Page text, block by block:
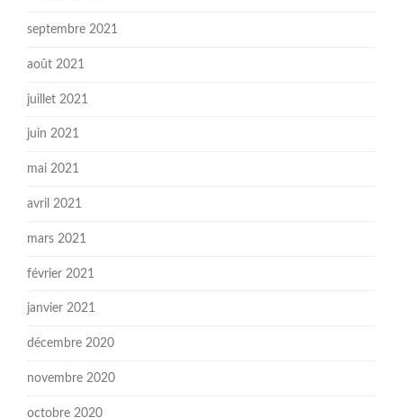
septembre 2021
août 2021
juillet 2021
juin 2021
mai 2021
avril 2021
mars 2021
février 2021
janvier 2021
décembre 2020
novembre 2020
octobre 2020